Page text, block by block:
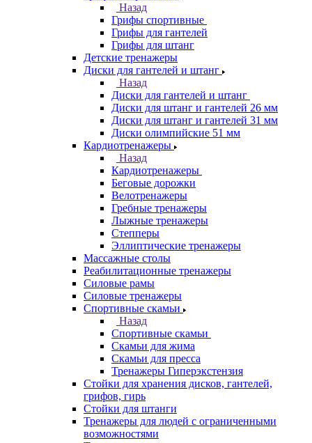
Назад
Грифы спортивные
Грифы для гантелей
Грифы для штанг
Детские тренажеры
Диски для гантелей и штанг
Назад
Диски для гантелей и штанг
Диски для штанг и гантелей 26 мм
Диски для штанг и гантелей 31 мм
Диски олимпийские 51 мм
Кардиотренажеры
Назад
Кардиотренажеры
Беговые дорожки
Велотренажеры
Гребные тренажеры
Лыжные тренажеры
Степперы
Эллиптические тренажеры
Массажные столы
Реабилитационные тренажеры
Силовые рамы
Силовые тренажеры
Спортивные скамьи
Назад
Спортивные скамьи
Скамьи для жима
Скамьи для пресса
Тренажеры Гиперэкстензия
Стойки для хранения дисков, гантелей,
грифов, гирь
Стойки для штанги
Тренажеры для людей с ограниченными
возможностями